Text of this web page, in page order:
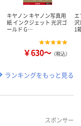
キヤノン キヤノン写真用
紙 インクジェット 光沢ゴ
ールド G…
￥630～ （税込）
1
ランキングをもっと見る
スポンサー